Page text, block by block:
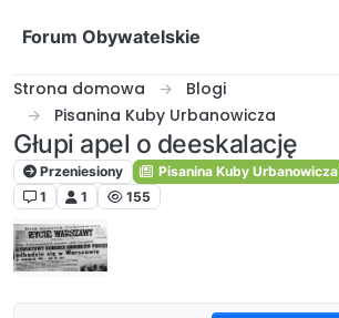
Forum Obywatelskie
Strona domowa
Blogi
Pisanina Kuby Urbanowicza
Głupi apel o deeskalację
Przeniesiony
Pisanina Kuby Urbanowicza
1
1 155